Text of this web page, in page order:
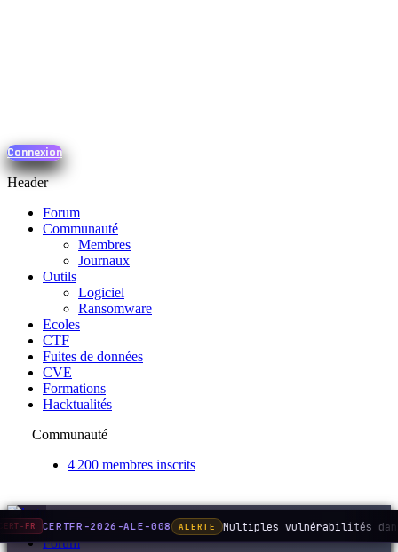
Connexion
Header
Forum
Communauté
Membres
Journaux
Outils
Logiciel
Ransomware
Ecoles
CTF
Fuites de données
CVE
Formations
Hacktualités
Communauté
4 200 membres inscrits
Forum
FR CERTFR-2026-ALE-008 ALERTE Multiples vulnérabilités